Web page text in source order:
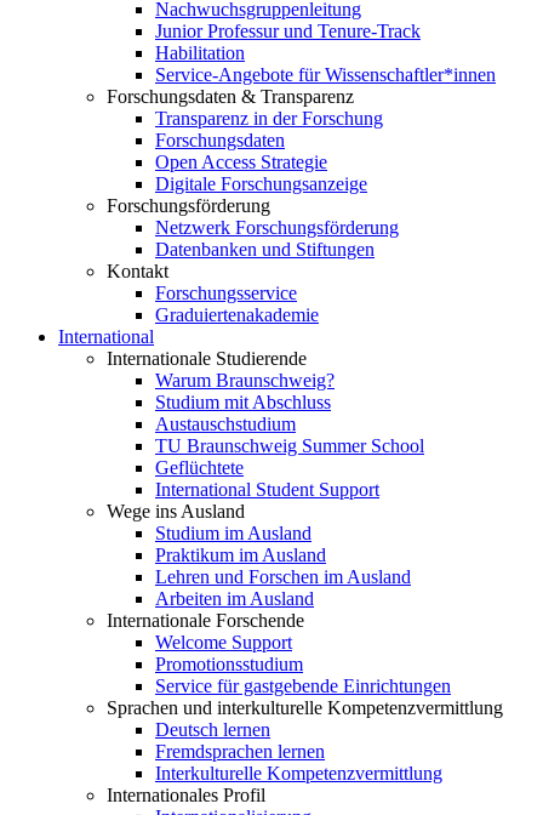
Nachwuchsgruppenleitung
Junior Professur und Tenure-Track
Habilitation
Service-Angebote für Wissenschaftler*innen
Forschungsdaten & Transparenz
Transparenz in der Forschung
Forschungsdaten
Open Access Strategie
Digitale Forschungsanzeige
Forschungsförderung
Netzwerk Forschungsförderung
Datenbanken und Stiftungen
Kontakt
Forschungsservice
Graduiertenakademie
International
Internationale Studierende
Warum Braunschweig?
Studium mit Abschluss
Austauschstudium
TU Braunschweig Summer School
Geflüchtete
International Student Support
Wege ins Ausland
Studium im Ausland
Praktikum im Ausland
Lehren und Forschen im Ausland
Arbeiten im Ausland
Internationale Forschende
Welcome Support
Promotionsstudium
Service für gastgebende Einrichtungen
Sprachen und interkulturelle Kompetenzvermittlung
Deutsch lernen
Fremdsprachen lernen
Interkulturelle Kompetenzvermittlung
Internationales Profil